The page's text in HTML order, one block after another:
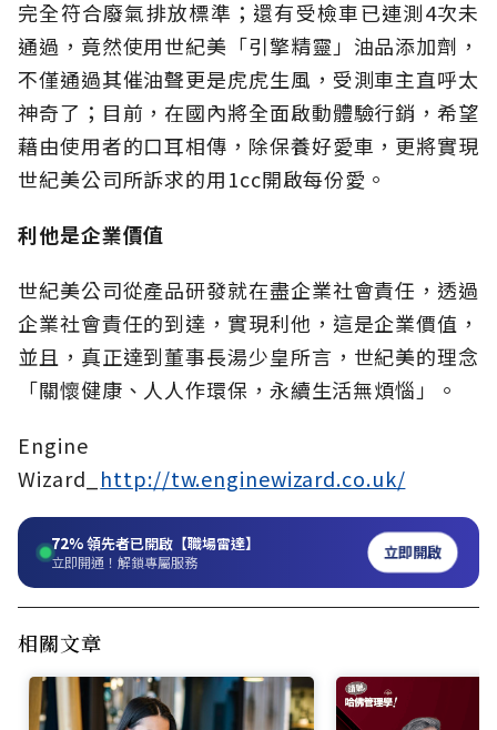
完全符合廢氣排放標準；還有受檢車已連測4次未
通過，竟然使用世紀美「引擎精靈」油品添加劑，
不僅通過其催油聲更是虎虎生風，受測車主直呼太
神奇了；目前，在國內將全面啟動體驗行銷，希望
藉由使用者的口耳相傳，除保養好愛車，更將實現
世紀美公司所訴求的用1cc開啟每份愛。
利他是企業價值
世紀美公司從產品研發就在盡企業社會責任，透過
企業社會責任的到達，實現利他，這是企業價值，
並且，真正達到董事長湯少皇所言，世紀美的理念
「關懷健康、人人作環保，永續生活無煩惱」。
Engine
Wizard_ http://tw.enginewizard.co.uk/
72%領先者已開啟【職場雷達】
立即開通！解鎖專屬服務 立即開啟
相關文章